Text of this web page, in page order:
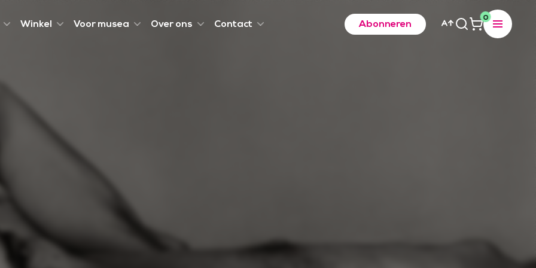
Winkel Voor musea Over ons Contact Abonneren
0